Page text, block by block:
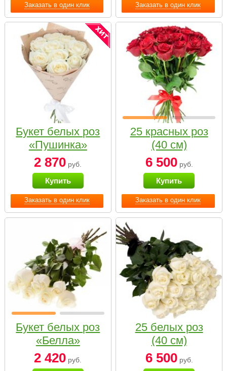
Заказать в один клик Заказать в один клик
Заказать в один клик
Букет белых роз
«Пушинка»
2 870 руб.
Купить
Заказать в один клик
25 красных роз
(40 см)
6 500руб.
Купить
Букет белых роз
«Белла»
2 420 руб.
25 белых роз
(40 см)
6 500руб.